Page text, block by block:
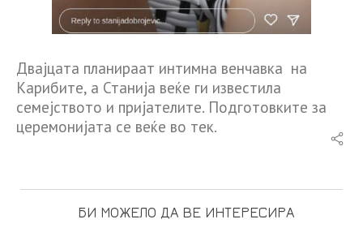
Двајцата планираат интимна венчавка на
Карибите, а Станија веќе ги известила
семејството и пријателите. Подготовките за
церемонијата се веќе во тек.
БИ МОЖЕЛО ДА ВЕ ИНТЕРЕСИРА